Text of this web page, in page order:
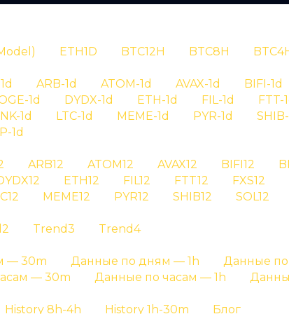
ETH1D BTC12H BTC8H
ARB-1d ATOM-1d AVAX-1d BIFI-1d
1d DYDX-1d ETH-1d FIL-1d FTT-
1d LTC-1d MEME-1d PYR-1d SHIB-
1d
ARB12 ATOM12 AVAX12 BIFI12
ETH12 FIL12 FTT12 FXS12
MEME12 PYR12 SHIB12 SOL12
Trend3
Trend4
— 30m
Данные по дням — 1h Данные
— 30m
Данные по часам — 1h
History 8h-4h History 1h-30m Блог
bifi на графике результатов и на отдельных
Главная страница» История сигналов